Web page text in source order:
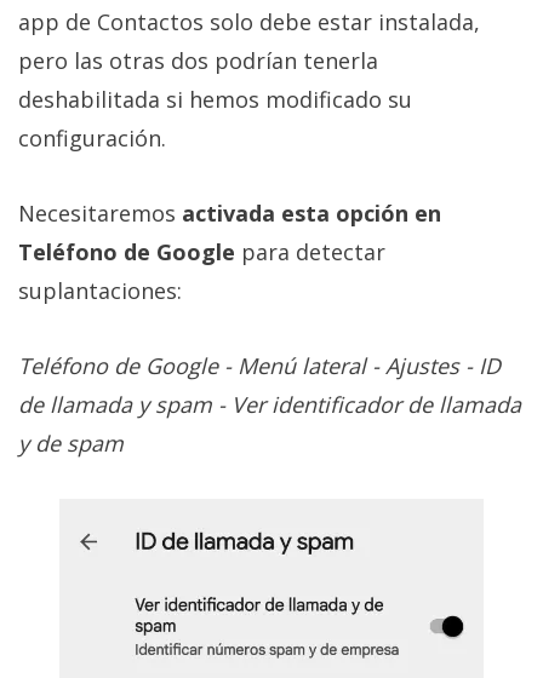
app de Contactos solo debe estar instalada,
pero las otras dos podrían tenerla
deshabilitada si hemos modificado su
configuración.
Necesitaremos activada esta opción en
Teléfono de Google para detectar
suplantaciones:
Teléfono de Google - Menú lateral - Ajustes - ID
de llamada y spam - Ver identificador de llamada
y de spam